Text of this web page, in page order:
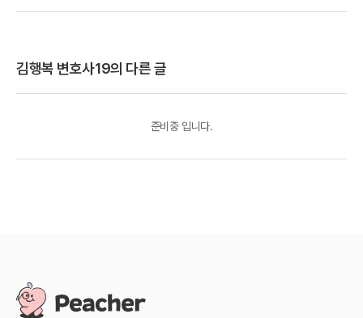
김행복 변호사19의 다른 글
준비중 입니다.